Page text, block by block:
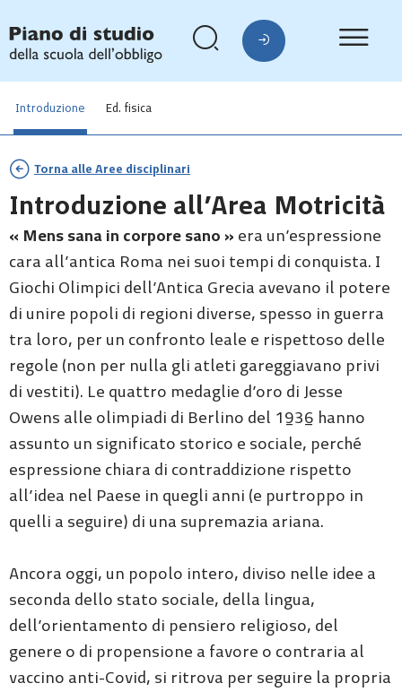
Introduzione Ed. fisica
Torna alle Aree disciplinari
Introduzione all’Area Motricità
« Mens sana in corpore sano » era un’espressione
cara all’antica Roma nei suoi tempi di conquista. I
Giochi Olimpici dell’Antica Grecia avevano il potere
di unire popoli di regioni diverse, spesso in guerra
tra loro, per un confronto leale e rispettoso delle
regole (non per nulla gli atleti gareggiavano privi
di vestiti). Le quattro medaglie d’oro di Jesse
Owens alle olimpiadi di Berlino del 1936 hanno
assunto un significato storico e sociale, perché
espressione chiara di contraddizione rispetto
all’idea nel Paese in quegli anni (e purtroppo in
quelli a seguire) di una supremazia ariana.
Ancora oggi, un popolo intero, diviso nelle idee a
seconda dello stato sociale, della lingua,
dell’orientamento di pensiero religioso, del
genere o di propensione a favore o contraria al
vaccino anti-Covid, si ritrova per seguire la propria